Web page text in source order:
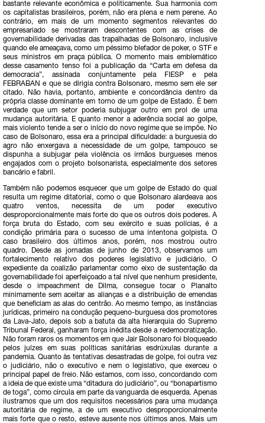
bastante relevante econômica e politicamente. Sua harmonia com
os capitalistas brasileiros, porém, não era plena e nem perene. Ao
contrário, em mais de um momento segmentos relevantes do
empresariado se mostraram descontentes com as crises de
governabilidade derivadas das trapalhadas de Bolsonaro, inclusive
quando ele ameaçava, como um péssimo blefador de poker, o STF e
seus ministros em praça pública. O momento mais emblemático
desse casamento tenso foi a publicação da “Carta em defesa da
democracia”, assinada conjuntamente pela FIESP e pela
FEBRABAN e que se dirigia contra Bolsonaro, mesmo sem ele ser
citado. Não havia, portanto, ambiente e concordância dentro da
própria classe dominante em torno de um golpe de Estado. É bem
verdade que um setor poderia subjugar outro em prol de uma
mudança autoritária. E quanto menor a aderência social ao golpe,
mais violento tende a ser o início do novo regime que se impõe. No
caso de Bolsonaro, essa era a principal dificuldade: a burguesia do
agro não enxergava a necessidade de um golpe, tampouco se
dispunha a subjugar pela violência os irmãos burgueses menos
engajados com o projeto bolsonarista, especialmente dos setores
bancário e fabril.
Também não podemos esquecer que um golpe de Estado do qual
resulta um regime ditatorial, como o que Bolsonaro alardeava aos
quatro ventos, necessita de um poder executivo
desproporcionalmente mais forte do que os outros dois poderes. A
força bruta do Estado, com seu exército e suas polícias, é a
condição primária para o sucesso de uma intentona golpista. O
caso brasileiro dos últimos anos, porém, nos mostrou outro
quadro. Desde as jornadas de junho de 2013, observamos um
fortalecimento relativo dos poderes legislativo e judiciário. O
expediente da coalizão parlamentar como eixo de sustentação da
governabilidade foi aperfeiçoado a tal nível que nenhum presidente,
desde o impeachment de Dilma, consegue tocar o Planalto
minimamente sem aceitar as alianças e a distribuição de emendas
que beneficiam as alas do centrão. Ao mesmo tempo, as instâncias
jurídicas, primeiro na condução pequeno-burguesa dos promotores
da Lava-Jato, depois sob a batuta da alta hierarquia do Supremo
Tribunal Federal, ganharam força inédita desde a redemocratização.
Não foram raros os momentos em que Jair Bolsonaro foi bloqueado
pelos juízes em suas políticas sanitárias esdrúxulas durante a
pandemia. Quanto às tentativas desastradas de golpe, foi outra vez
o judiciário, não o executivo e nem o legislativo, que exerceu o
principal papel de freio. Não estamos, com isso, concordando com
a ideia de que existe uma “ditadura do judiciário”, ou “bonapartismo
de toga”, como circula em parte da vanguarda de esquerda. Apenas
ilustramos que um dos requisitos necessários para uma mudança
autoritária de regime, a de um executivo desproporcionalmente
mais forte que o resto, esteve ausente nos últimos anos. Mais um